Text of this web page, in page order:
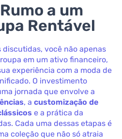
a um
Rentável
você não apenas
em um ativo financeiro,
experiência com a moda de
O investimento
jornada que envolve a
, a customização de
e a prática da
Cada uma dessas etapas é
coleção que não só atraia